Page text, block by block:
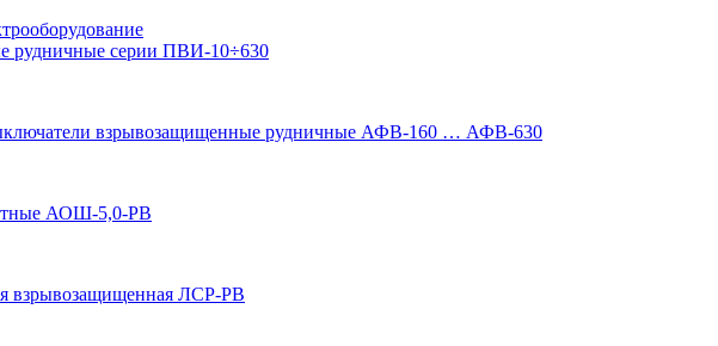
рудничные серии ПВИ-10÷630
взрывозащищенные рудничные АФВ-160 … АФВ-630
АОШ-5,0-РВ
взрывозащищенная ЛСР-РВ